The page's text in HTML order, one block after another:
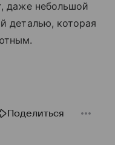
даже небольшой
деталью, которая
Поделиться